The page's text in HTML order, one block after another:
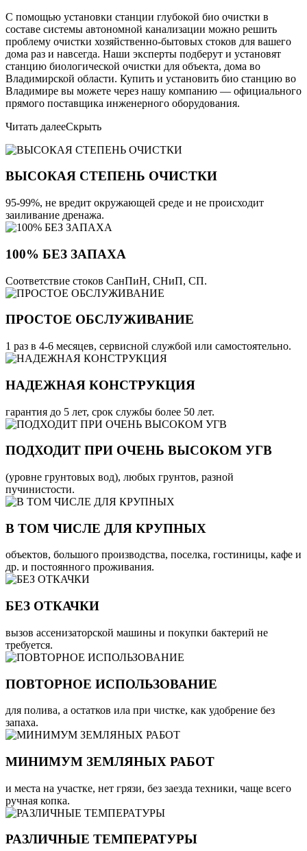
С помощью установки станции глубокой био очистки в
составе системы автономной канализации можно решить
проблему очистки хозяйственно-бытовых стоков для вашего
дома раз и навсегда. Наши эксперты подберут и установят
станцию биологической очистки для объекта, дома во
Владимирской области. Купить и установить био станцию во
Владимире вы можете через нашу компанию — официального
прямого поставщика инженерного оборудования.
Читать далееСкрыть
ВЫСОКАЯ СТЕПЕНЬ ОЧИСТКИ
95-99%, не вредит окружающей среде и не происходит
заиливание дренажа.
100% БЕЗ ЗАПАХА
Соответствие стоков СанПиН, СНиП, СП.
ПРОСТОЕ ОБСЛУЖИВАНИЕ
1 раз в 4-6 месяцев, сервисной службой или самостоятельно.
НАДЕЖНАЯ КОНСТРУКЦИЯ
гарантия до 5 лет, срок службы более 50 лет.
ПОДХОДИТ ПРИ ОЧЕНЬ ВЫСОКОМ УГВ
(уровне грунтовых вод), любых грунтов, разной
пучинистости.
В ТОМ ЧИСЛЕ ДЛЯ КРУПНЫХ
объектов, большого производства, поселка, гостиницы, кафе и
др. и постоянного проживания.
БЕЗ ОТКАЧКИ
вызов ассенизаторской машины и покупки бактерий не
требуется.
ПОВТОРНОЕ ИСПОЛЬЗОВАНИЕ
для полива, а остатков ила при чистке, как удобрение без
запаха.
МИНИМУМ ЗЕМЛЯНЫХ РАБОТ
и места на участке, нет грязи, без заезда техники, чаще всего
ручная копка.
РАЗЛИЧНЫЕ ТЕМПЕРАТУРЫ